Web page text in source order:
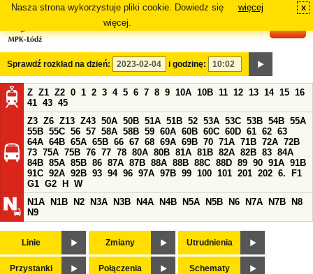
Nasza strona wykorzystuje pliki cookie. Dowiedz się
więcej.
więcej x
Sprawdź rozkład na dzień: i godzinę:
Z Z1 Z2 0 1 2 3 4 5 6 7 8 9 10A 10B 11 12 13 14 15 16
41 43 45
Z3 Z6 Z13 Z43 50A 50B 51A 51B 52 53A 53C 53B 54B 55A
55B 55C 56 57 58A 58B 59 60A 60B 60C 60D 61 62 63
64A 64B 65A 65B 66 67 68 69A 69B 70 71A 71B 72A 72B
73 75A 75B 76 77 78 80A 80B 81A 81B 82A 82B 83 84A
84B 85A 85B 86 87A 87B 88A 88B 88C 88D 89 90 91A 91B
91C 92A 92B 93 94 96 97A 97B 99 100 101 201 202 6.
F1
G1 G2 H
W
N1A
N1B N2 N3A N3B N4A N4B N5A N5B N6 N7A N7B
N8
N9
Linie Zmiany Utrudnienia
Przystanki Połączenia Schematy